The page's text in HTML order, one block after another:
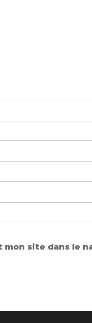
mon site dans le